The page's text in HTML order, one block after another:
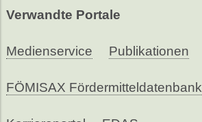
Verwandte Portale
Medienservice Publikationen
FÖMISAX Fördermitteldatenbank